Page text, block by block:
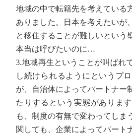
地域の中で転籍先を考えている
ありました。日本を考えたいが
と移住することが難しいという
本当は呼びたいのに…
3.地域再生ということが叫ばれ
し続けられるようにというプ
が、自治体によってパートナー
たりするという実態がありま
も、制度の有無で変わってしま
関しても、企業によってパート